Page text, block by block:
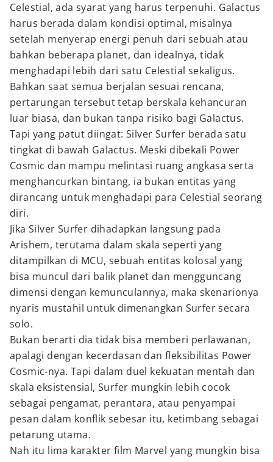
Celestial, ada syarat yang harus terpenuhi. Galactus
harus berada dalam kondisi optimal, misalnya
setelah menyerap energi penuh dari sebuah atau
bahkan beberapa planet, dan idealnya, tidak
menghadapi lebih dari satu Celestial sekaligus.
Bahkan saat semua berjalan sesuai rencana,
pertarungan tersebut tetap berskala kehancuran
luar biasa, dan bukan tanpa risiko bagi Galactus.
Tapi yang patut diingat: Silver Surfer berada satu
tingkat di bawah Galactus. Meski dibekali Power
Cosmic dan mampu melintasi ruang angkasa serta
menghancurkan bintang, ia bukan entitas yang
dirancang untuk menghadapi para Celestial seorang
diri.
Jika Silver Surfer dihadapkan langsung pada
Arishem, terutama dalam skala seperti yang
ditampilkan di MCU, sebuah entitas kolosal yang
bisa muncul dari balik planet dan mengguncang
dimensi dengan kemunculannya, maka skenarionya
nyaris mustahil untuk dimenangkan Surfer secara
solo.
Bukan berarti dia tidak bisa memberi perlawanan,
apalagi dengan kecerdasan dan fleksibilitas Power
Cosmic-nya. Tapi dalam duel kekuatan mentah dan
skala eksistensial, Surfer mungkin lebih cocok
sebagai pengamat, perantara, atau penyampai
pesan dalam konflik sebesar itu, ketimbang sebagai
petarung utama.
Nah itu lima karakter film Marvel yang mungkin bisa